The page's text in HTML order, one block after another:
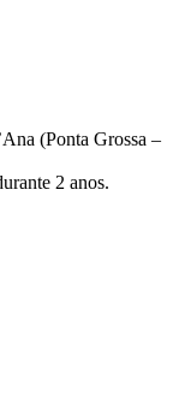
(Ponta Grossa –
2 anos.